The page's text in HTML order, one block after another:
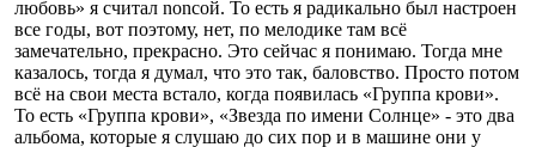
любовь» я считал noncoй. То есть я радикально был настроен
все годы, вот поэтому, нет, по мелодике там всё
замечательно, прекрасно. Это сейчас я понимаю. Тогда мне
казалось, тогда я думал, что это так, баловство. Просто потом
всё на свои места встало, когда появилась «Группа крови».
То есть «Группа крови», «Звезда по имени Солнце» - это два
альбома, которые я слушаю до сих пор и в машине они у